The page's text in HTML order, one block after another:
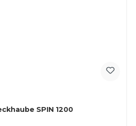
SPIN 1200